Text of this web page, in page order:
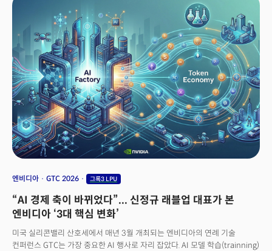
획득했다는 설명입니다.실제로 이번 GTC 2026 때 진행된 패널 토론에서
이와 같은 엔비디아의 막강한 영향력이 확인됐습니다. 퍼플렉시티, 커서,
미스트랄 AI, 싱킹머신스랩 등&nbsp;AI 생태계 리더 10명이 모여 황 CEO가
주관한 패널 토론에 참여한 것이죠. 엔비디아는 이 기업들에 자금을 투자한
투자자이자 첨단 칩을 제공하는 공급자이며 이들로부터 칩 판매 대금을 받는
채권자입니다.&nbsp;시장에서는 엔비디아의 최신 칩을 구하기 어렵습니다.
AI 기업들은 경쟁력 확보를 위해 강력한 AI 칩이 필요하죠. AI 리더들이 젠슨
황 CEO를 찾고, 엔비디아에 더욱 의존하게 되는 이유가 여기에
있습니다.&nbsp;
엔비디아 GTC 2026 그록3 LPU
“AI 경제 축이 바뀌었다”... 신정규 래블업 대표가 본
엔비디아 ‘3대 핵심 변화’
미국 실리콘밸리 산호세에서 매년 3월 개최되는 엔비디아의 연례 기술
컨퍼런스 GTC는 가장 중요한 AI 행사로 자리 잡았다. AI 모델 학습(trainning)